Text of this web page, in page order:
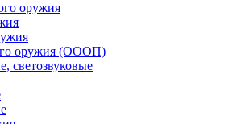
оружия
оружия (ОООП)
светозвуковые